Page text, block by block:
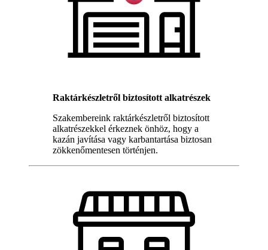
Raktárkészletről biztosított alkatrészek
Szakembereink raktárkészletről biztosított
alkatrészekkel érkeznek önhöz, hogy a
kazán javítása vagy karbantartása biztosan
zökkenőmentesen történjen.